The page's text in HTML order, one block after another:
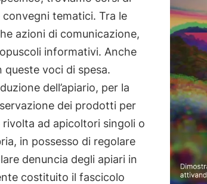
tematici. Tra le
azioni di comunicazione,
informativi. Anche
queste voci di spesa.
dell’apiario, per la
dei prodotti per
rivolta ad apicoltori singoli o
in possesso di regolare
denuncia degli apiari in
costituito il fascicolo